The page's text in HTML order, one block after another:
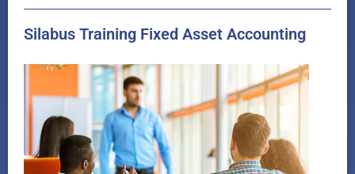
Silabus Training Fixed Asset Accounting